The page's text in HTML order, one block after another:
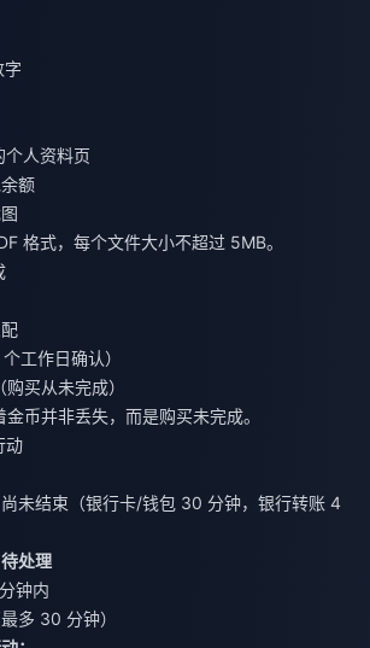
字
个人资料页
额
格式，每个文件大小不超过 5MB。
工作日确认）
买从未完成）
币并非丢失，而是购买未完成。
动
未结束（银行卡/钱包 30 分钟，银行转账 4
待处理
钟内
多 30 分钟）